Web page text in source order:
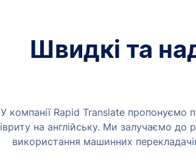
Швидкі та
У компанії Rapid Translate пропонуємо
івриту на англійську. Ми залучаємо до
використання машинних